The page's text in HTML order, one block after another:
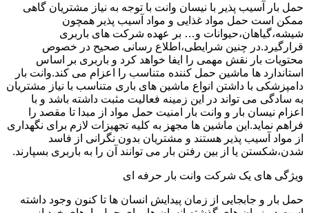
حمل بار آسیب پذیر با نیسان وانت با توجه به نیاز مشتریان گاهی
ممکن است حمل مواد غذایی و مواد آسیب پذیر همچون
شیشه،گیاهان،حیوانات و… بر عهده شرکت های باربری
قرارگیرد.در چنین شرایطی،اطلاع رسانی صحیح در خصوص
محتویات بار نقش مهمی را ایفا خواهد کرد و باربری بر اساس
استاندارد ها ماشین حمل کننده متناسب را اعزام می کند.وانت بار
دامپزشکی با داشتن انواع ماشین های باری متناسب با نیاز مشتریان
به سادگی می تواند در این زمینه فعالیت مثبت داشته باشد و با
اعزام نیسان بار و وانت بار امنیت حمل مواد از مبدا تا مقصد را
فراهم نماید.این ماشین ها مجهز به کلیه تجهیزات لازم برای نگهداری
از مواد آسیب پذیر هستند و مشتریان بدون نگرانی از فاسد
شدن،شکستن یا از بین رفتن بار می توانند آن را به باربری بسپارند.
ویژگی های یک شرکت وانت بار حرفه ای
حمل بار و جابجایی از زمان پیدایش انسان ها تا کنون وجود داشته